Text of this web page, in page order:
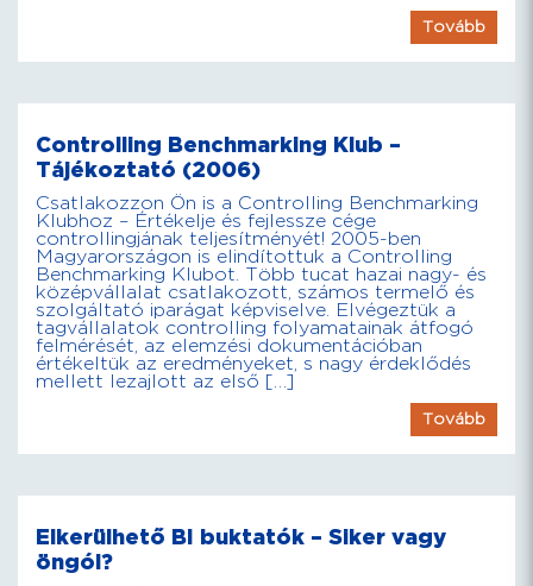
Tovább
Controlling Benchmarking Klub –
Tájékoztató (2006)
Csatlakozzon Ön is a Controlling Benchmarking
Klubhoz – Értékelje és fejlessze cége
controllingjának teljesítményét! 2005-ben
Magyarországon is elindítottuk a Controlling
Benchmarking Klubot. Több tucat hazai nagy- és
középvállalat csatlakozott, számos termelő és
szolgáltató iparágat képviselve. Elvégeztük a
tagvállalatok controlling folyamatainak átfogó
felmérését, az elemzési dokumentációban
értékeltük az eredményeket, s nagy érdeklődés
mellett lezajlott az első […]
Tovább
Elkerülhető BI buktatók – Siker vagy
öngól?